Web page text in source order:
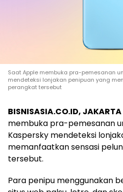
Saat Apple membuka pra-pemesanan
mendeteksi lonjakan penipuan yang
perangkat tersebut
BISNISASIA.CO.ID, JAKARTA
membuka pra-pemesanan
Kaspersky mendeteksi
memanfaatkan sensasi
tersebut.
Para penipu menggunakan